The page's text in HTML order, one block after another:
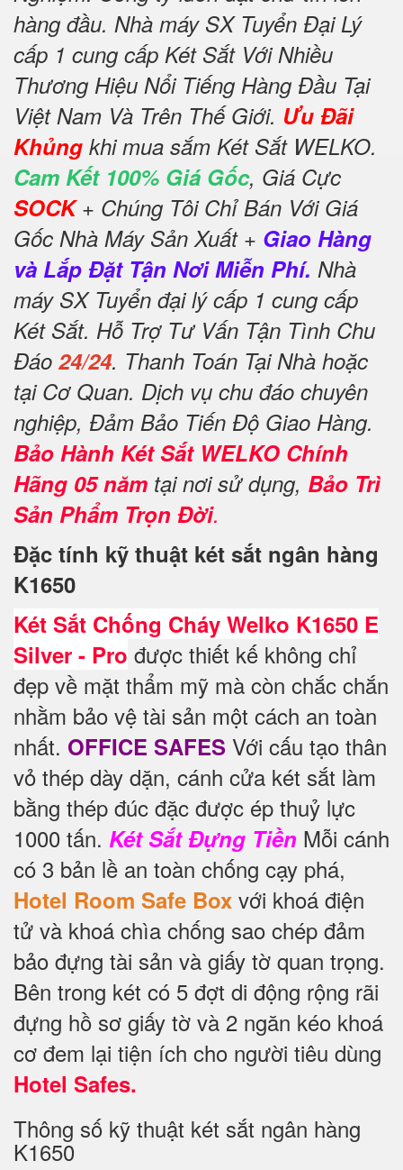
hàng đầu. Nhà máy SX Tuyển Đại Lý
cấp 1 cung cấp Két Sắt Với Nhiều
Thương Hiệu Nổi Tiếng Hàng Đầu Tại
Việt Nam Và Trên Thế Giới. Ưu Đãi
Khủng khi mua sắm Két Sắt WELKO.
Cam Kết 100% Giá Gốc, Giá Cực
SOCK+ Chúng Tôi Chỉ Bán Với Giá
Gốc Nhà Máy Sản Xuất + Giao Hàng
và Lắp Đặt Tận Nơi Miễn Phí. Nhà
máy SX Tuyển đại lý cấp 1 cung cấp
Két Sắt. Hỗ Trợ Tư Vấn Tận Tình Chu
Đáo 24/24. Thanh Toán Tại Nhà hoặc
tại Cơ Quan. Dịch vụ chu đáo chuyên
nghiệp, Đảm Bảo Tiến Độ Giao Hàng.
Bảo Hành Két Sắt WELKO Chính
Hãng 05 năm tại nơi sử dụng, Bảo Trì
Sản Phẩm Trọn Đời.
Đặc tính kỹ thuật két sắt ngân hàng
K1650
Két Sắt Chống Cháy Welko K1650 E
Silver - Pro được thiết kế không chỉ
đẹp về mặt thẩm mỹ mà còn chắc chắn
nhằm bảo vệ tài sản một cách an toàn
nhất. OFFICE SAFES Với cấu tạo thân
vỏ thép dày dặn, cánh cửa két sắt làm
bằng thép đúc đặc được ép thuỷ lực
1000 tấn. Két Sắt Đựng Tiền Mỗi cánh
có 3 bản lề an toàn chống cạy phá,
Hotel Room Safe Box với khoá điện
tử và khoá chìa chống sao chép đảm
bảo đựng tài sản và giấy tờ quan trọng.
Bên trong két có 5 đợt di động rộng rãi
đựng hồ sơ giấy tờ và 2 ngăn kéo khoá
cơ đem lại tiện ích cho người tiêu dùng
Hotel Safes.
Thông số kỹ thuật két sắt ngân hàng
K1650